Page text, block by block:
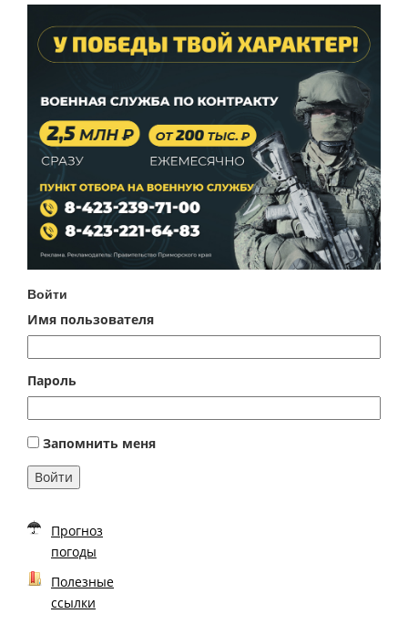
Войти
Имя пользователя
Пароль
Запомнить меня
Войти
Прогноз
погоды
Полезные
ссылки